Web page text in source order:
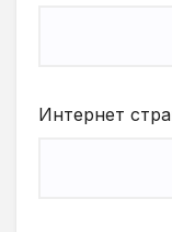
Интернет